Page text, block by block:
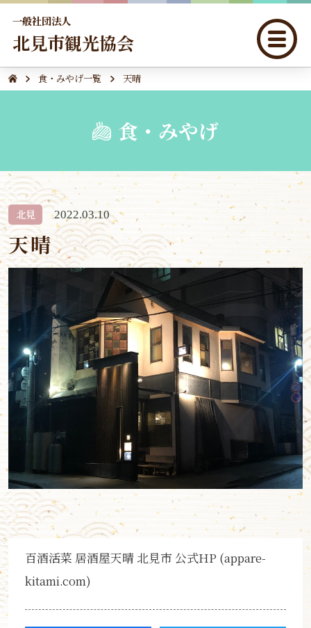
一般社団法人
北見市観光協会
食・みやげ一覧 天晴
食・みやげ
北見 2022.03.10
天晴
百酒活菜 居酒屋天晴 北見市 公式HP (appare-
kitami.com)